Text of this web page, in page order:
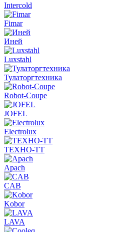
Intercold
Fimar
Иней
Luxstahl
Тулаторгтехника
Robot-Coupe
JOFEL
Electrolux
ТЕХНО-ТТ
Apach
CAB
Kobor
LAVA